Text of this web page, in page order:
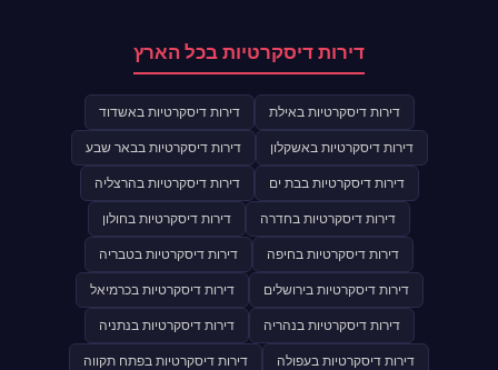
דירות דיסקרטיות בכל הארץ
דירות דיסקרטיות באילת דירות דיסקרטיות באשדוד
דירות דיסקרטיות באשקלון דירות דיסקרטיות בבאר שבע
דירות דיסקרטיות בבת ים דירות דיסקרטיות בהרצליה
דירות דיסקרטיות בחדרה דירות דיסקרטיות בחולון
דירות דיסקרטיות בחיפה דירות דיסקרטיות בטבריה
דירות דיסקרטיות בירושלים דירות דיסקרטיות בכרמיאל
דירות דיסקרטיות בנהריה דירות דיסקרטיות בנתניה
דירות דיסקרטיות בעפולה דירות דיסקרטיות בפתח תקווה